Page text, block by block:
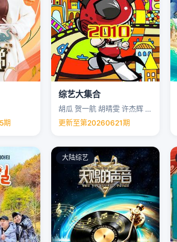
期
综艺大集合
胡瓜 贺一航 胡晴雯 许杰辉 …
更新至第20260621期
大陆综艺